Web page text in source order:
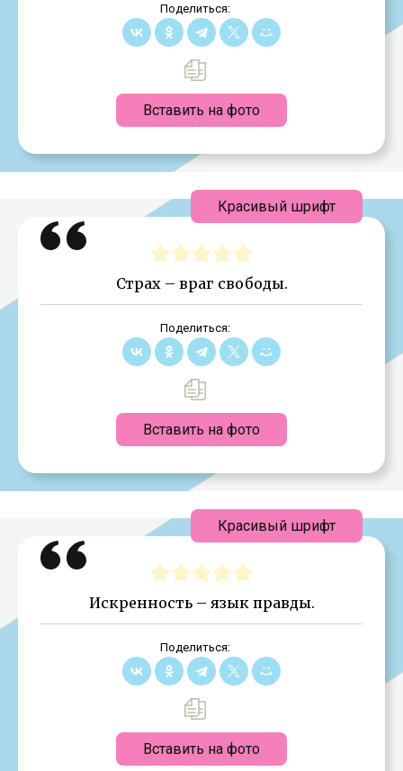
Поделиться:
Вставить на фото
Страх – враг свободы.
Поделиться:
Вставить на фото
Красивый шрифт
Искренность – язык правды.
Поделиться:
Вставить на фото
Красивый шрифт